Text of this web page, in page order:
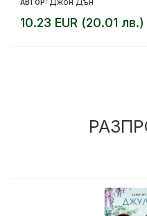
АВТОР:
10.23 EUR (20.01 лв.)